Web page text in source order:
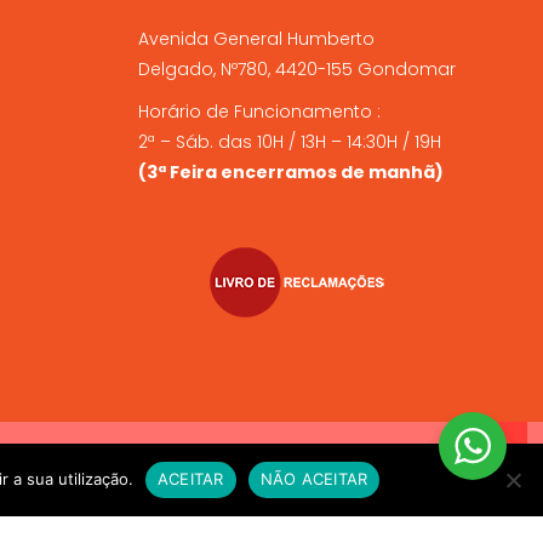
Avenida General Humberto
Delgado, Nº780, 4420-155 Gondomar
Horário de Funcionamento :
2ª – Sáb. das 10H / 13H – 14:30H / 19H
(3ª Feira encerramos de manhã)
EXPRESSO sempre que compre alimento vivo a fim de
necessário. OBRIGADO
a sua utilização. ACEITAR NÃO ACEITAR